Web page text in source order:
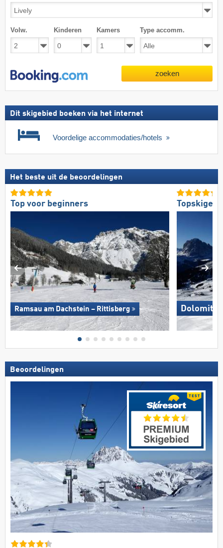
Volw. Kinderen Kamers Type accomm.
zoeken
Dit skigebied boeken via het internet
Voordelige accommodaties/hotels
Het beste uit de beoordelingen
Top voor beginners
Ramsau am Dachstein – Rittisberg
Beoordelingen